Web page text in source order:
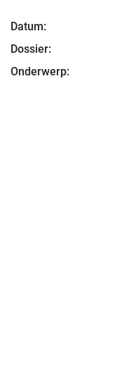
Datum:
Dossier:
Onderwerp: